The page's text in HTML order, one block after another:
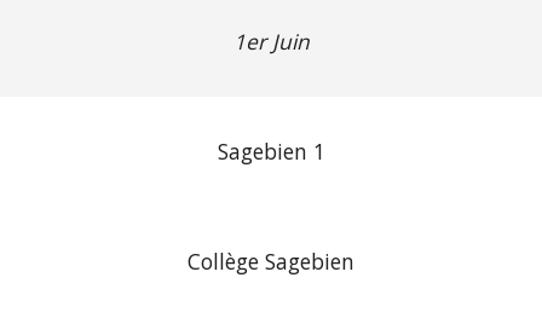
1er Juin
Sagebien 1
Collège Sagebien